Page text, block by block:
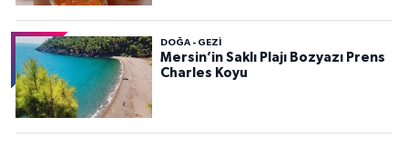
DOĞA - GEZI
Mersin’in Saklı Plajı Bozyazı Prens
Charles Koyu